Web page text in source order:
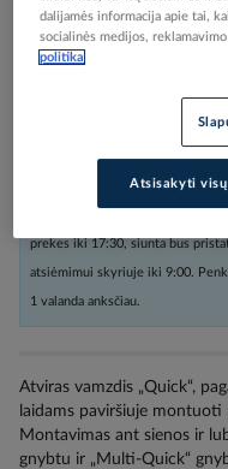
prekes iki 17:30, siunta bus
atsiėmimui skyriuje iki 9:00.
1 valanda anksčiau.
Atviras vamzdis „Quick“,
laidams paviršiuje montuoti
Montavimas ant sienos ir
gnybtu ir „Multi-Quick“
dalijamės informacija apie tai,
socialinės medijos,
politika
Atsisakyti visų